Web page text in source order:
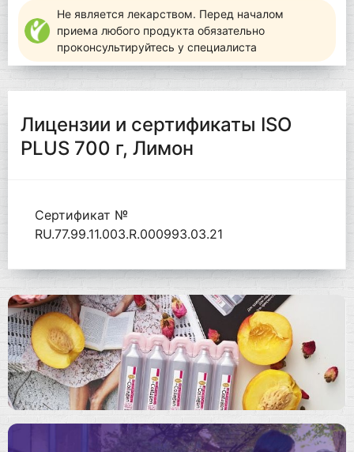
Не является лекарством. Перед началом
приема любого продукта обязательно
проконсультируйтесь у специалиста
Лицензии и сертификаты ISO
PLUS 700 г, Лимон
Сертификат №
RU.77.99.11.003.R.000993.03.21